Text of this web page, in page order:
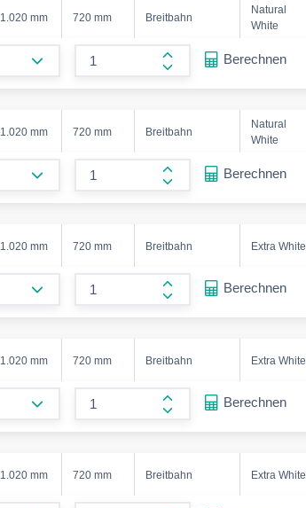
1.020 mm 720 mm Breitbahn
Natural
White
form.increase-amount
Berechnen
1.020 mm 720 mm Breitbahn
Natural
White
form.increase-amount
Berechnen
1.020 mm 720 mm Breitbahn Extra White
form.increase-amount
Berechnen
1.020 mm 720 mm Breitbahn Extra White
form.increase-amount
Berechnen
1.020 mm 720 mm Breitbahn Extra White